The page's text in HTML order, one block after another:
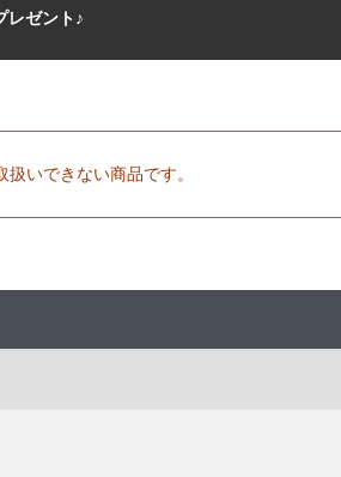
レゼント♪
いできない商品です。